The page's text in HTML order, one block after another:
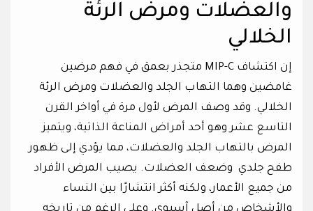
والعضلات ومرض الرئة
الخلالي
إن اكتشاف MIP-C متجذر بعمق في فهم مرضين
غامضين وهما التهاب الجلد والعضلات ومرض الرئة
الخلالي. وقد وصف المرض لأول مرة في أواخر القرن
التاسع عشر وهو أحد أمراض المناعة الذاتية، ويتميز
المرض بالتهاب الجلد والعضلات، مما يؤدي إلى ظهور
طفح جلدي وضعف العضلات. يصيب المرض الأفراد
من جميع الأعمار، ولكنه أكثر انتشارًا بين النساء